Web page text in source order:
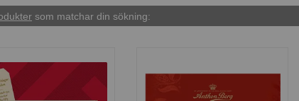
som matchar din sökning: